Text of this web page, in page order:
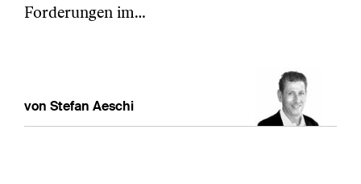
Forderungen im…
von Stefan Aeschi